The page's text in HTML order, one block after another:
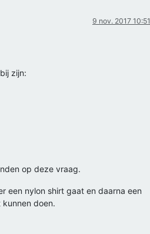
9 nov. 2017 10:51
zijn:
op deze vraag.
een nylon shirt gaat en daarna een
doen.